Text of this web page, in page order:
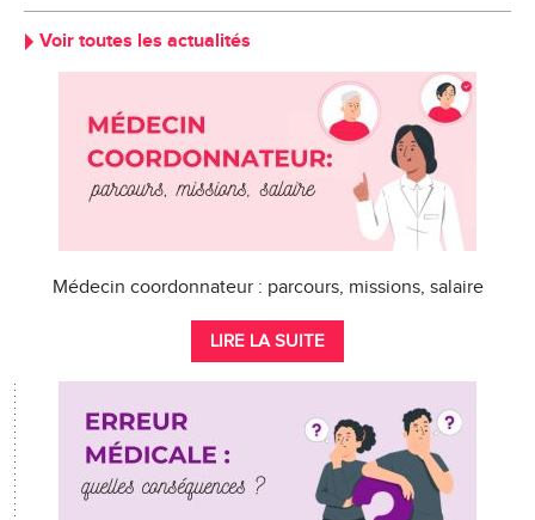
Voir toutes les actualités
Médecin coordonnateur : parcours, missions, salaire
LIRE LA SUITE